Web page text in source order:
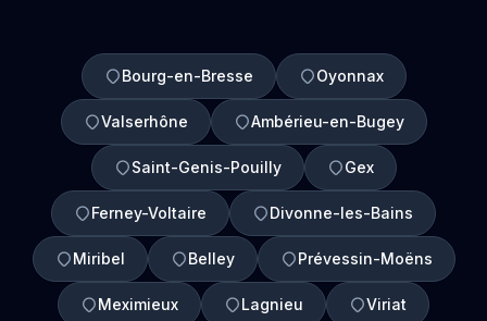
Bourg-en-Bresse Oyonnax
Valserhône Ambérieu-en-Bugey
Saint-Genis-Pouilly Gex
Ferney-Voltaire Divonne-les-Bains
Miribel Belley Prévessin-Moëns
Meximieux Lagnieu Viriat